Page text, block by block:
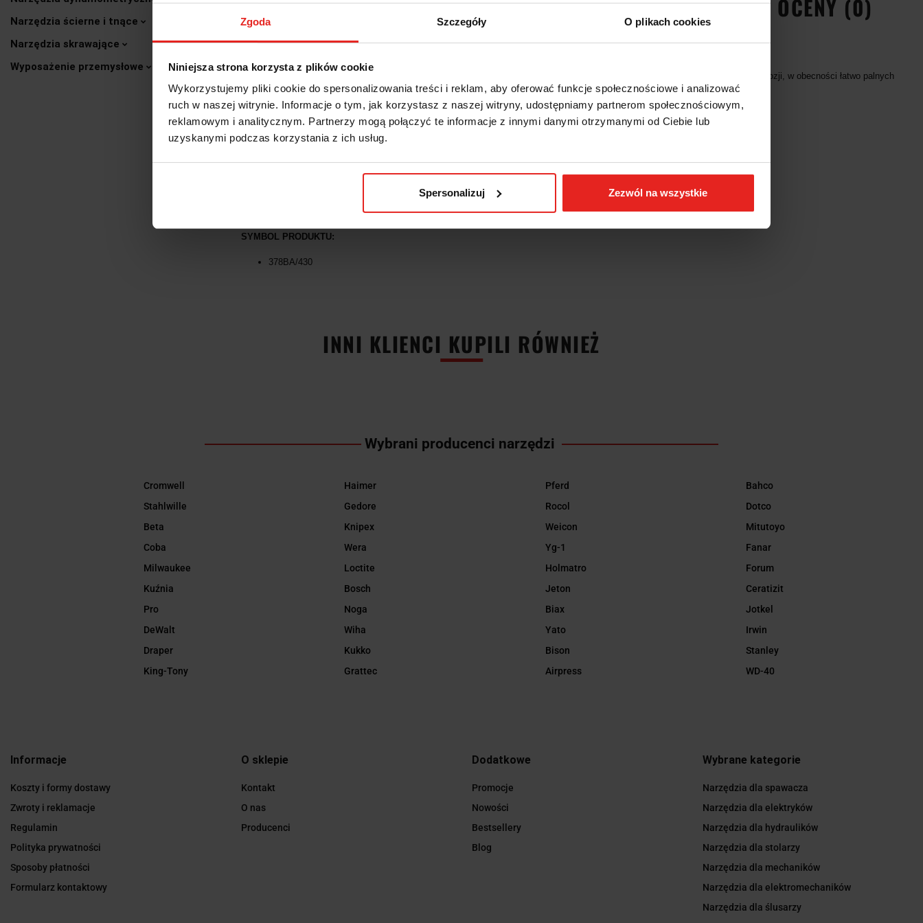
Zgoda Szczegóły O plikach cookies
Niniejsza strona korzysta z plików cookie
Wykorzystujemy pliki cookie do spersonalizowania treści i reklam, aby oferować funkcje społecznościowe i analizować
ruch w naszej witrynie. Informacje o tym, jak korzystasz z naszej witryny, udostępniamy partnerom społecznościowym,
reklamowym i analitycznym. Partnerzy mogą połączyć te informacje z innymi danymi otrzymanymi od Ciebie lub
uzyskanymi podczas korzystania z ich usług.
Spersonalizuj Zezwól na wszystkie
Narzędzia ścierne i tnące
Narzędzia skrawające
Wyposażenie przemysłowe
OPIS INFORMACJE DOT. BEZPIECZEŃSTWA OPINIE I OCENY (0)
Narzędzia nieiskrzące zaprojektowane są specjalnie do bezpiecznych działań w środowisku potencjalnie narażonym na ryzyko eksplozji, w obecności łatwo palnych
cieczy lub gazów, oraz do innych zastosowań, które wymagają użycia antymagnetycznych narzędzi odpornych na korozję.
CHARAKTERYSTYKA PRODUKTU:
Odporne na korozję i negatywny wpływ czynników zewnętrznych.
INFORMACJE O PRODUKCIE:
SYMBOL PRODUKTU:
378BA/430
INNI KLIENCI KUPILI RÓWNIEŻ
Wybrani producenci narzędzi
Cromwell
Stahlwille
Beta
Coba
Milwaukee
Kuźnia
Pro
DeWalt
Draper
King-Tony
Haimer
Gedore
Knipex
Wera
Loctite
Bosch
Noga
Wiha
Kukko
Grattec
Pferd
Rocol
Weicon
Yg-1
Holmatro
Jeton
Biax
Yato
Bison
Airpress
Bahco
Dotco
Mitutoyo
Fanar
Forum
Ceratizit
Jotkel
Irwin
Stanley
WD-40
Informacje
Koszty i formy dostawy
Zwroty i reklamacje
Regulamin
Polityka prywatności
Sposoby płatności
Formularz kontaktowy
O sklepie
Kontakt
O nas
Producenci
Dodatkowe
Promocje
Nowości
Bestsellery
Blog
Wybrane kategorie
Narzędzia dla spawacza
Narzędzia dla elektryków
Narzędzia dla hydraulików
Narzędzia dla stolarzy
Narzędzia dla mechaników
Narzędzia dla elektromechaników
Narzędzia dla ślusarzy